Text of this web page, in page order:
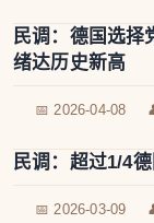
民调：德国选择
绪达历史新高
📅 2026-04-08
民调：超过1/4
📅 2026-03-09